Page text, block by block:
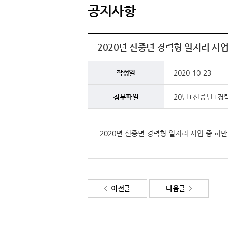
공지사항
2020년 신중년 경력형 일자리 사
작성일 2020-10-23
첨부파일 20년+신중년+경
2020년 신중년 경력형 일자리 사업 중 하
이전글 다음글